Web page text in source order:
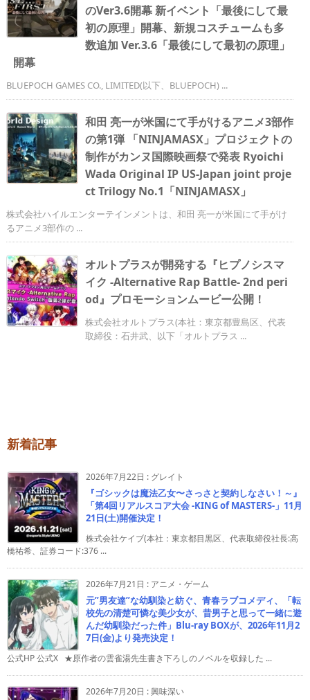
のVer3.6開幕​ ​​新イベント「最後にして最
初の原理」開幕、新規コスチュームも多
数追加​ Ver.3.6「最後にして最初の原理」
開幕
BLUEPOCH GAMES CO., LIMITED(以下、BLUEPOCH) ...
和田 亮一が米国にて手がけるアニメ3部作
の第1弾 「NINJAMASX」プロジェクトの
制作がカンヌ国際映画祭で発表 Ryoichi
Wada Original IP US-Japan joint proje
ct Trilogy No.1「NINJAMASX」
株式会社ハイルエンターテインメントは、和田 亮一が米国にて手がけ
るアニメ3部作の ...
オルトプラスが開発する『ヒプノシスマ
イク -Alternative Rap Battle- 2nd peri
od』プロモーションムービー公開！
株式会社オルトプラス(本社：東京都豊島区、代表
取締役：石井武、以下「オルトプラス ...
新着記事
2026年7月22日 : グレイト
『ゴシックは魔法乙女〜さっさと契約しなさい！～』
「第4回リアルスコア大会 -KING of MASTERS-」11月
21日(土)開催決定！
株式会社ケイブ(本社：東京都目黒区、代表取締役社長:高
橋祐希、証券コード:376 ...
2026年7月21日 : アニメ・ゲーム
元”男友達”な幼馴染と紡ぐ、青春ラブコメディ、「転
校先の清楚可憐な美少女が、昔男子と思って一緒に遊
んだ幼馴染だった件」Blu-ray BOXが、2026年11月2
7日(金)より発売決定！
公式HP 公式X ★原作者の雲雀湯先生書き下ろしのノベルを収録した ...
2026年7月20日 :興味深い